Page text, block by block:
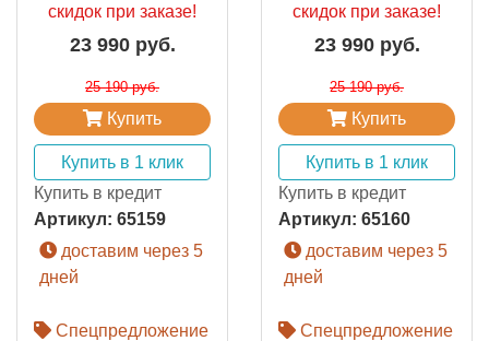
скидок при заказе!
23 990 руб.
25 190 руб.
Купить
Купить в 1 клик
Купить в кредит
Артикул: 65159
доставим через 5
дней
Спецпредложение
скидок при заказе!
23 990 руб.
25 190 руб.
Купить
Купить в 1 клик
Купить в кредит
Артикул: 65160
доставим через 5
дней
Спецпредложение